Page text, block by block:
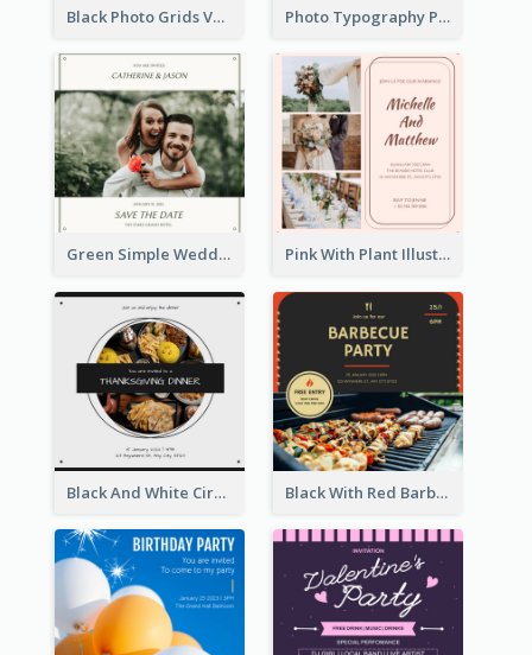
Black Photo Grids Valentines Day Movie Night Invitation Photo Typography Party Invitation Design Templates
Green Simple Wedding Photo Wedding Invitation Pink With Plant Illustration Wedding Party Invitation
Black And White Circle Photo Thanksgiving Dinner Invitation Black With Red Barbecue Housewarming Invitation